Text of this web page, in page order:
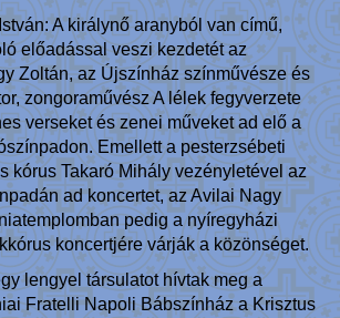
A királynő aranyból van című,
előadással veszi kezdetét az
Zoltán, az Újszínház színművésze és
zongoraművész A lélek fegyverzete
verseket és zenei műveket ad elő a
Emellett a pesterzsébeti
kórus Takaró Mihály vezényletével az
ad koncertet, az Avilai Nagy
pedig a nyíregyházi
koncertjére várják a közönséget.
lengyel társulatot hívtak meg a
Fratelli Napoli Bábszínház a Krisztus